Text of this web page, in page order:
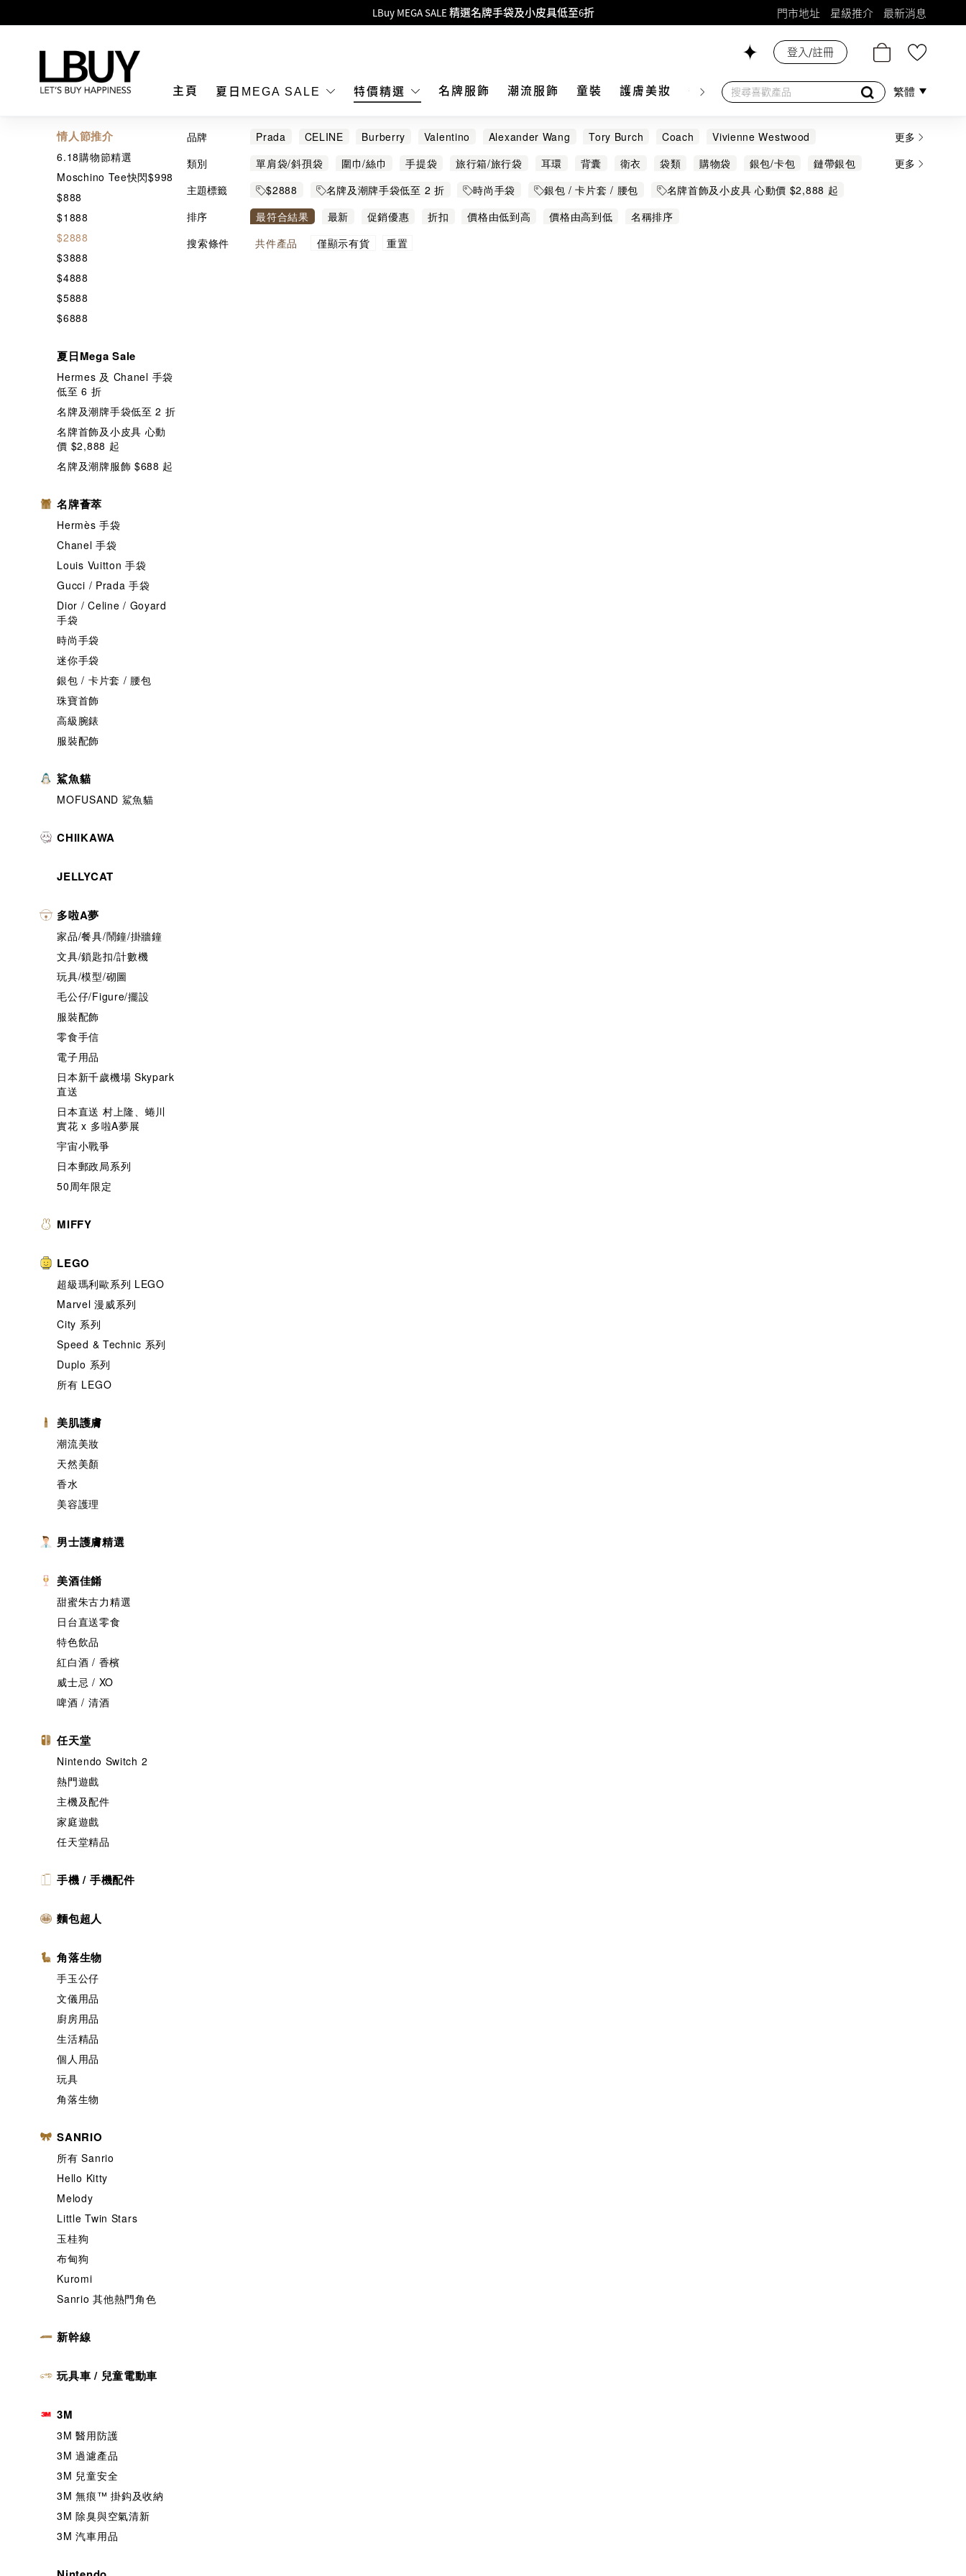
Goyard Hobo / Hobo Mini人氣限量特別版限時原價低至75折!
MOKO 1樓175號鋪旗艦店特設名牌Hermès、CHANEL及LV專區！
購物滿HKD500即享免運費！
LBuy獲香港知識產權署頒發2026《正版正貨承諾》商標
LBuy MEGA SALE 精選名牌手袋及小皮具低至6折
門市地址 星級推介 最新消息
主頁 夏日MEGA SALE 特價精選 名牌服飾 潮流服飾 童裝 護膚美妝 香水香薰 個人護理 母嬰護理 遊戲及精品
登入/註冊
繁體
情人節推介
6.18購物節精選
Moschino Tee快閃$998
$888
$1888
$2888
$3888
$4888
$5888
$6888
夏日Mega Sale
Hermes 及 Chanel 手袋
低至 6 折
名牌及潮牌手袋低至 2 折
名牌首飾及小皮具 心動
價 $2,888 起
名牌及潮牌服飾 $688 起
名牌薈萃
Hermès 手袋
Chanel 手袋
Louis Vuitton 手袋
Gucci / Prada 手袋
Dior / Celine / Goyard
手袋
時尚手袋
迷你手袋
銀包 / 卡片套 / 腰包
珠寶首飾
高級腕錶
服裝配飾
鯊魚貓
MOFUSAND 鯊魚貓
CHIIKAWA
JELLYCAT
多啦A夢
家品/餐具/鬧鐘/掛牆鐘
文具/鎖匙扣/計數機
玩具/模型/砌圖
毛公仔/Figure/擺設
服裝配飾
零食手信
電子用品
日本新千歲機場 Skypark
直送
日本直送 村上隆、蜷川
實花 x 多啦A夢展
宇宙小戰爭
日本郵政局系列
50周年限定
MIFFY
LEGO
超級瑪利歐系列 LEGO
Marvel 漫威系列
City 系列
Speed & Technic 系列
Duplo 系列
所有 LEGO
美肌護膚
潮流美妝
天然美顏
香水
美容護理
男士護膚精選
美酒佳餚
甜蜜朱古力精選
日台直送零食
特色飲品
紅白酒 / 香檳
威士忌 / XO
啤酒 / 清酒
任天堂
Nintendo Switch 2
熱門遊戲
主機及配件
家庭遊戲
任天堂精品
手機 / 手機配件
麵包超人
角落生物
手玉公仔
文儀用品
廚房用品
生活精品
個人用品
玩具
角落生物
SANRIO
所有 Sanrio
Hello Kitty
Melody
Little Twin Stars
玉桂狗
布甸狗
Kuromi
Sanrio 其他熱門角色
新幹線
玩具車 / 兒童電動車
3M
3M 醫用防護
3M 過濾產品
3M 兒童安全
3M 無痕™️ 掛鈎及收納
3M 除臭與空氣清新
3M 汽車用品
品牌 Prada CELINE Burberry Valentino Alexander Wang Tory Burch Coach
Vivienne Westwood
Marc Jacobs
Ami Paris Bao Bao Issey Miyake Marni Palm Angels Porter Sacai
更多
類別
單肩袋/斜孭袋 圍巾/絲巾 手提袋 旅行箱/旅行袋 耳環 背囊 衛衣 袋類 購物袋 銀包/卡包
鏈帶銀包
頸鏈/吊墜
更多
主題標籤
$2888 名牌及潮牌手袋低至 2 折 時尚手袋 銀包 / 卡片套 / 腰包
名牌首飾及小皮具 心動價 $2,888 起
名牌及潮牌服飾 $688 起
服裝配飾 珠寶首飾
排序 最符合結果 最新 促銷優惠 折扣 價格由低到高 價格由高到低
名稱排序
搜索條件
共件產品 僅顯示有貨 重置